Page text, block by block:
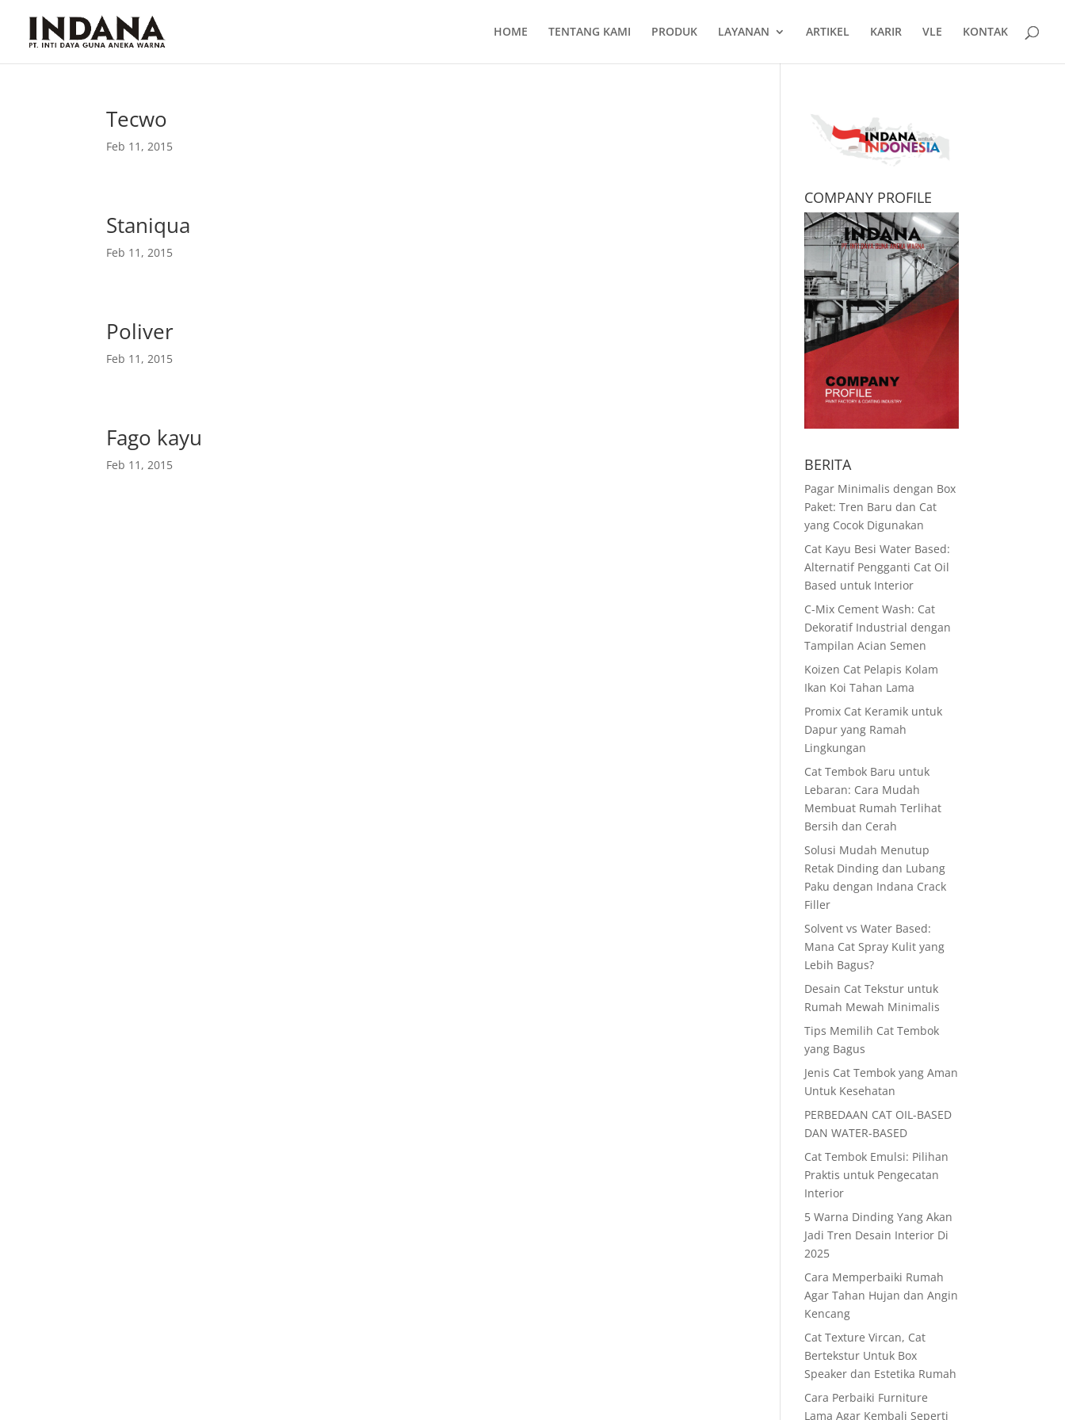
HOME TENTANG KAMI PRODUK LAYANAN ARTIKEL KARIR VLE KONTAK
Tecwo
Feb 11, 2015
Staniqua
Feb 11, 2015
Poliver
Feb 11, 2015
Fago kayu
Feb 11, 2015
COMPANY PROFILE
BERITA
Pagar Minimalis dengan Box
Paket: Tren Baru dan Cat
yang Cocok Digunakan
Cat Kayu Besi Water Based:
Alternatif Pengganti Cat Oil
Based untuk Interior
C-Mix Cement Wash: Cat
Dekoratif Industrial dengan
Tampilan Acian Semen
Koizen Cat Pelapis Kolam
Ikan Koi Tahan Lama
Promix Cat Keramik untuk
Dapur yang Ramah
Lingkungan
Cat Tembok Baru untuk
Lebaran: Cara Mudah
Membuat Rumah Terlihat
Bersih dan Cerah
Solusi Mudah Menutup
Retak Dinding dan Lubang
Paku dengan Indana Crack
Filler
Solvent vs Water Based:
Mana Cat Spray Kulit yang
Lebih Bagus?
Desain Cat Tekstur untuk
Rumah Mewah Minimalis
Tips Memilih Cat Tembok
yang Bagus
Jenis Cat Tembok yang Aman
Untuk Kesehatan
PERBEDAAN CAT OIL-BASED
DAN WATER-BASED
Cat Tembok Emulsi: Pilihan
Praktis untuk Pengecatan
Interior
5 Warna Dinding Yang Akan
Jadi Tren Desain Interior Di
2025
Cara Memperbaiki Rumah
Agar Tahan Hujan dan Angin
Kencang
Cat Texture Vircan, Cat
Bertekstur Untuk Box
Speaker dan Estetika Rumah
Cara Perbaiki Furniture
Lama Agar Kembali Seperti